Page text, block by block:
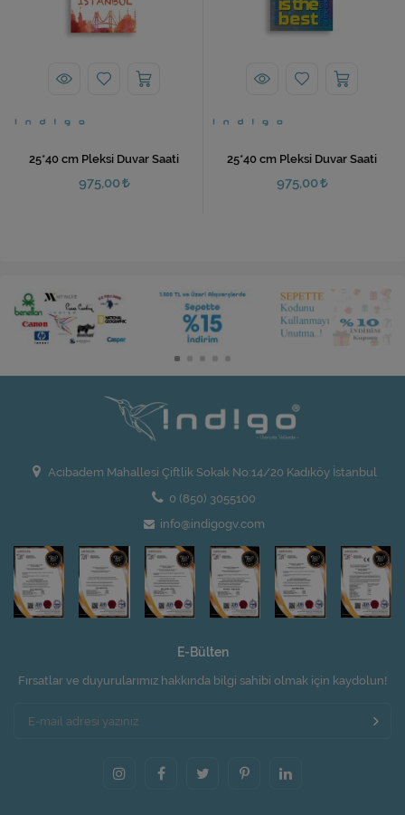
25*40 cm Pleksi Duvar Saati
975,00
25*40 cm Pleksi Duvar Saati
975,00
Acıbadem Mahallesi Çiftlik Sokak No:14/20 Kadıköy İstanbul
0 (850) 3055100
info@indigogv.com
E-Bülten
Fırsatlar ve duyurularımız hakkında bilgi sahibi olmak için kaydolun!